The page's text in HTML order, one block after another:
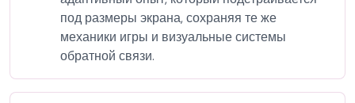
под размеры экрана, сохраняя те же
механики игры и визуальные системы
обратной связи.